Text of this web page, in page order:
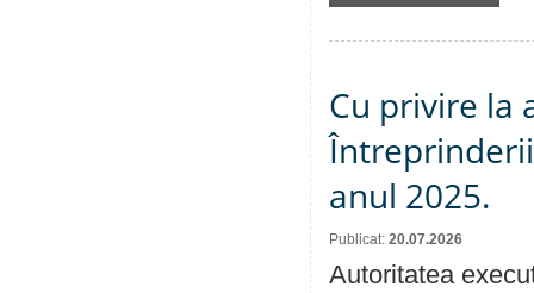
Cu privire la
anul 2025.
Publicat: 20.07.2026
Autoritatea